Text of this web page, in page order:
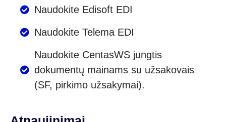
Naudokite Edisoft EDI
Naudokite Telema EDI
Naudokite CentasWS jungtis
dokumentų mainams su užsakovais
(SF, pirkimo užsakymai).